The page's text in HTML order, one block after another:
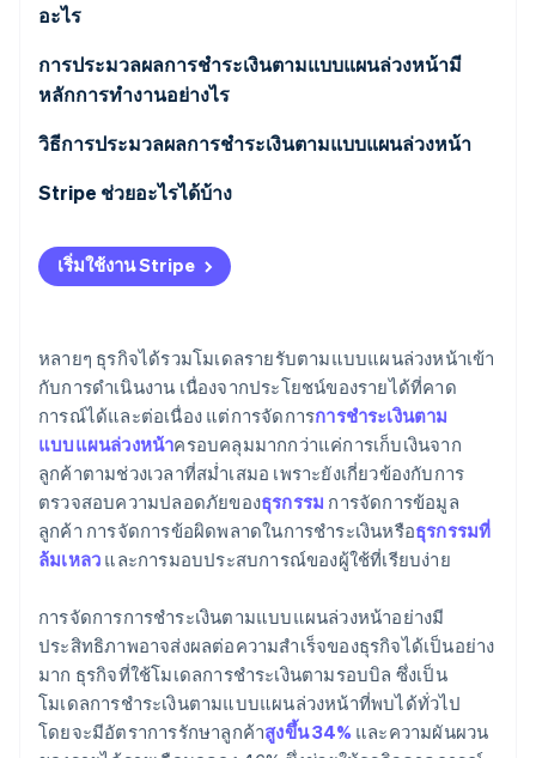
รับชมเลย
อะไร
การประมวลผลการชำระเงินตามแบบแผนล่วงหน้ามี
หลักการทำงานอย่างไร
วิธีการประมวลผลการชำระเงินตามแบบแผนล่วงหน้า
Stripe ช่วยอะไรได้บ้าง
เริ่มใช้งาน Stripe
หลายๆ ธุรกิจได้รวมโมเดลรายรับตามแบบแผนล่วงหน้าเข้า
กับการดำเนินงาน เนื่องจากประโยชน์ของรายได้ที่คาด
การณ์ได้และต่อเนื่อง แต่การจัดการการชำระเงินตาม
แบบแผนล่วงหน้าครอบคลุมมากกว่าแค่การเก็บเงินจาก
ลูกค้าตามช่วงเวลาที่สม่ำเสมอ เพราะยังเกี่ยวข้องกับการ
ตรวจสอบความปลอดภัยของธุรกรรม การจัดการข้อมูล
ลูกค้า การจัดการข้อผิดพลาดในการชำระเงินหรือธุรกรรมที่
ล้มเหลว และการมอบประสบการณ์ของผู้ใช้ที่เรียบง่าย
การจัดการการชำระเงินตามแบบแผนล่วงหน้าอย่างมี
ประสิทธิภาพอาจส่งผลต่อความสำเร็จของธุรกิจได้เป็นอย่าง
มาก ธุรกิจที่ใช้โมเดลการชำระเงินตามรอบบิล ซึ่งเป็น
โมเดลการชำระเงินตามแบบแผนล่วงหน้าที่พบได้ทั่วไป
โดยจะมีอัตราการรักษาลูกค้าสูงขึ้น 34%และความผันผวน